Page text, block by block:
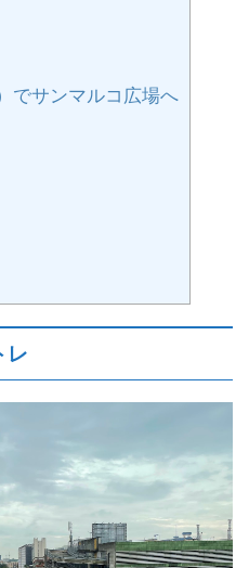
でサンマルコ広場へ
レ